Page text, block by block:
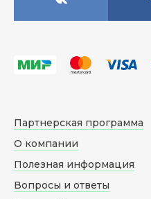
Партнерская программа
О компании
Полезная информация
Вопросы и ответы